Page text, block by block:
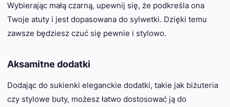
Wybierając małą czarną, upewnij się, że podkreśla ona
Twoje atuty i jest dopasowana do sylwetki. Dzięki temu
zawsze będziesz czuć się pewnie i stylowo.
Aksamitne dodatki
Dodając do sukienki eleganckie dodatki, takie jak biżuteria
czy stylowe buty, możesz łatwo dostosować ją do